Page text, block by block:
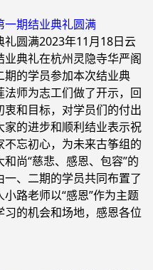
一期结业典礼圆满
圆满2023年11月18日云
典礼在杭州灵隐寺华严阁
的学员参加本次结业典
师为志工们做了开示，回
和目标，对学员们的付出
的进步和顺利结业表示祝
忘初心，为未来古筝组的
尚“慈悲、感恩、包容”的
、二期的学员共同布置了
路老师以“感恩”作为主题
的机会和场地，感恩各位